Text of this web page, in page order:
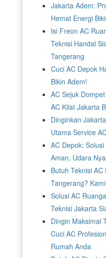
Jakarta Adem:
Hemat Energi
Isi Freon AC
Teknisi Handal
Tangerang
Cuci AC Depok
Bikin Adem!
AC Sejuk
AC Kilat Jakarta
Dinginkan
Utama Service
AC Depok:
Aman, Udara
Butuh Teknisi AC
Tangerang?
Solusi AC
Teknisi Jakarta
Dingin Maksimal
Cuci AC
Rumah Anda